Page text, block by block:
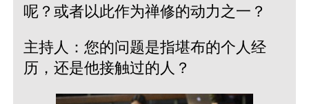
呢？或者以此作为禅修的动力之一？
主持人：您的问题是指堪布的个人经
历，还是他接触过的人？